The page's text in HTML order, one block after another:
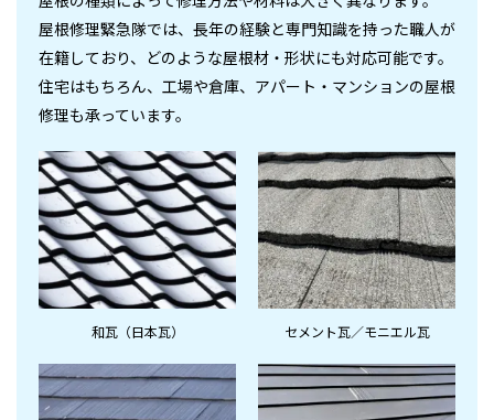
屋根修理緊急隊では、長年の経験と専門知識を持った職人が
在籍しており、どのような屋根材・形状にも対応可能です。
住宅はもちろん、工場や倉庫、アパート・マンションの屋根
修理も承っています。
和瓦（日本瓦） セメント瓦／モニエル瓦